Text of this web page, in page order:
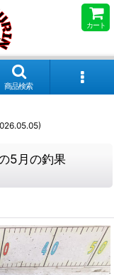
カート
商品検索
5月の釣果